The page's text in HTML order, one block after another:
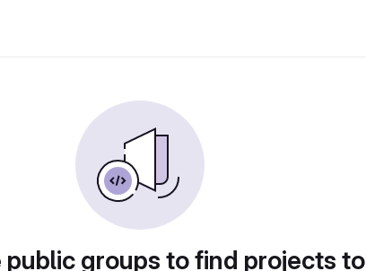
public groups to find projects to